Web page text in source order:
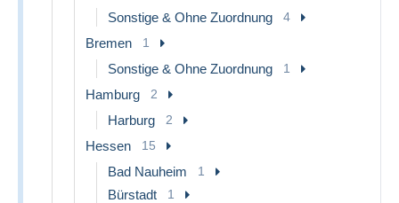
Sonstige & Ohne Zuordnung 4
Bremen 1
Sonstige & Ohne Zuordnung 1
Hamburg 2
Harburg 2
Hessen 15
Bad Nauheim 1
Bürstadt 1